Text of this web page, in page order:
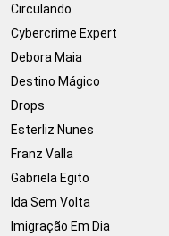
Circulando
Cybercrime Expert
Debora Maia
Destino Mágico
Drops
Esterliz Nunes
Franz Valla
Gabriela Egito
Ida Sem Volta
Imigração Em Dia